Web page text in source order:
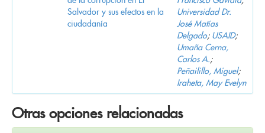
Salvador y sus efectos en la
ciudadanía
Universidad Dr.
José Matías
Delgado; USAID;
Umaña Cerna,
Carlos A.;
Peñailillo, Miguel;
Iraheta, May Evelyn
Otras opciones relacionadas